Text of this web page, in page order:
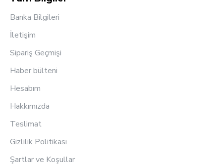
Banka Bilgileri
İletişim
Sipariş Geçmişi
Haber bülteni
Hesabım
Hakkımızda
Teslimat
Gizlilik Politikası
Şartlar ve Koşullar